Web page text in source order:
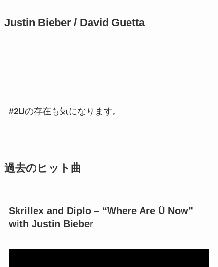
Justin Bieber / David Guetta
#2Uの存在も気になります。
過去のヒット曲
Skrillex and Diplo – “Where Are Ü Now”
with Justin Bieber